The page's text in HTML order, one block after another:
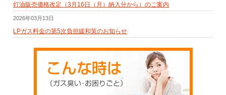
灯油販売価格改定（3月16日（月）納入分から）のご案内
2026年03月13日
LPガス料金の第5次負担緩和策のお知らせ